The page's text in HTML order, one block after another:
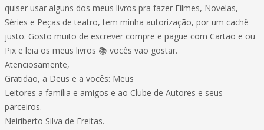
quiser usar alguns dos meus livros pra fazer Filmes, Novelas,
Séries e Peças de teatro, tem minha autorização, por um cachê
justo. Gosto muito de escrever compre e pague com Cartão e ou
Pix e leia os meus livros 📚 vocês vão gostar.
Atenciosamente,
Gratidão, a Deus e a vocês: Meus
Leitores a família e amigos e ao Clube de Autores e seus
parceiros.
Neiriberto Silva de Freitas.